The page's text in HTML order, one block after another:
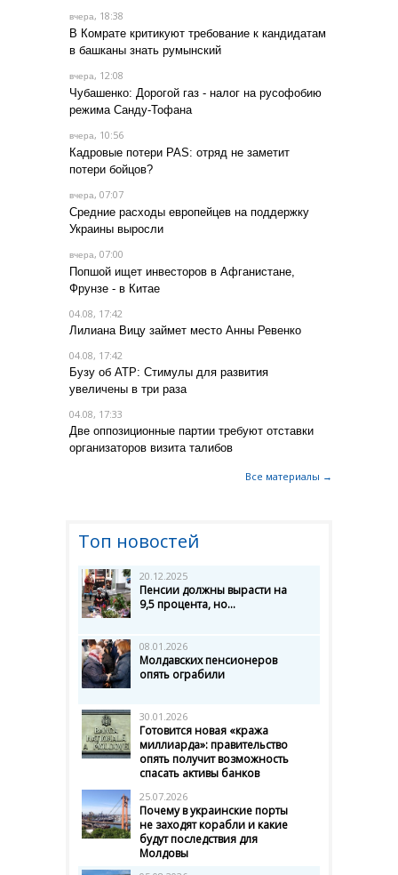
вчера, 18:38
В Комрате критикуют требование к кандидатам
в башканы знать румынский
вчера, 12:08
Чубашенко: Дорогой газ - налог на русофобию
режима Санду-Тофана
вчера, 10:56
Кадровые потери PAS: отряд не заметит
потери бойцов?
вчера, 07:07
Средние расходы европейцев на поддержку
Украины выросли
вчера, 07:00
Попшой ищет инвесторов в Афганистане,
Фрунзе - в Китае
04.08, 17:42
Лилиана Вицу займет место Анны Ревенко
04.08, 17:42
Бузу об АТР: Стимулы для развития
увеличены в три раза
04.08, 17:33
Две оппозиционные партии требуют отставки
организаторов визита талибов
Все материалы →
Топ новостей
20.12.2025
Пенсии должны вырасти на
9,5 процента, но...
08.01.2026
Молдавских пенсионеров
опять ограбили
30.01.2026
Готовится новая «кража
миллиарда»: правительство
опять получит возможность
спасать активы банков
25.07.2026
Почему в украинские порты
не заходят корабли и какие
будут последствия для
Молдовы